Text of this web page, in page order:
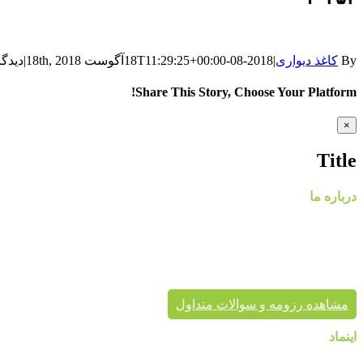
By کاغذ دیواری|
2018-08-18T11:29:25+00:00 آگوست 18th, 2018 |
Share This Story, Choose Your Platform!
Facebook
Twitter
Reddit
LinkedIn
WhatsApp
Telegram
Tumblr
Pinterest
Vk
Xing
Email
Close
product
view
×
Title
درباره ما
مشاهده رزومه و سوالات متداول
اینماد